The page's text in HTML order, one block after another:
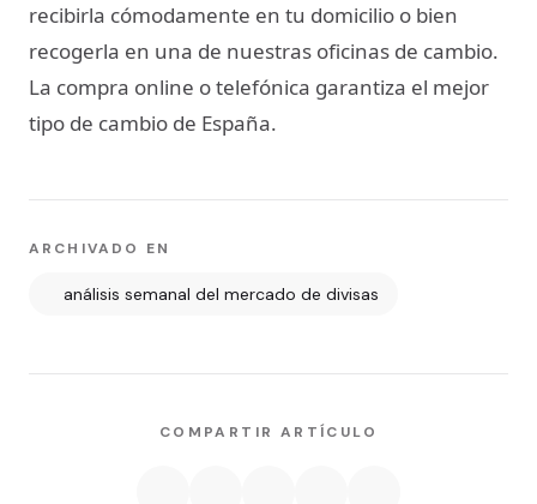
recibirla cómodamente en tu domicilio o bien
recogerla en una de nuestras oficinas de cambio.
La compra online o telefónica garantiza el mejor
tipo de cambio de España.
ARCHIVADO EN
análisis semanal del mercado de divisas
COMPARTIR ARTÍCULO